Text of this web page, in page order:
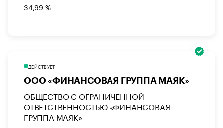
34,99 %
ДЕЙСТВУЕТ
ООО «ФИНАНСОВАЯ ГРУППА МАЯК»
ОБЩЕСТВО С ОГРАНИЧЕННОЙ
ОТВЕТСТВЕННОСТЬЮ «ФИНАНСОВАЯ
ГРУППА МАЯК»